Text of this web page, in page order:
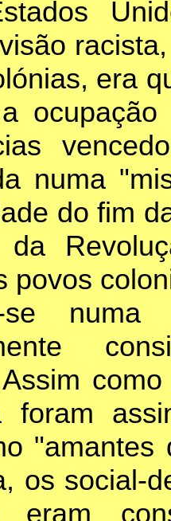
era
numa
do fim
da
povos
se numa
Assim
foram
os social-
eram